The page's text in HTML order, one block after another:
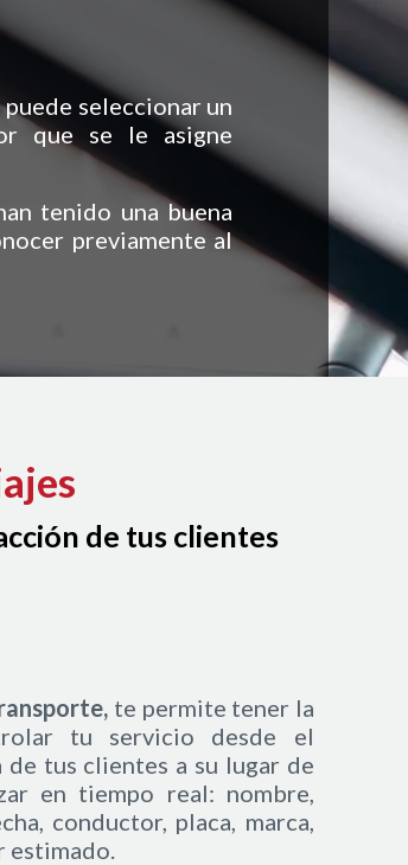
seleccionar un
que se le asigne
tenido una buena
previamente al
de tus clientes
te permite tener la
tu servicio desde el
tus clientes a su lugar de
en tiempo real: nombre,
conductor, placa, marca,